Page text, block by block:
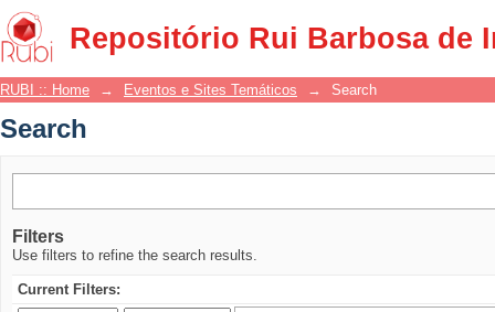
Repositório Rui Barbosa de
Search
RUBI :: Home → Eventos e Sites Temáticos → Search
Search
Filters
Use filters to refine the search results.
Current Filters: